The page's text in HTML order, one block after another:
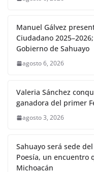
Manuel Gálvez
Ciudadano
Gobierno de Sahuayo
agosto 6, 2026
Valeria Sánchez
ganadora del primer
agosto 3, 2026
Sahuayo será sede
Poesía, un encuentro
Michoacán